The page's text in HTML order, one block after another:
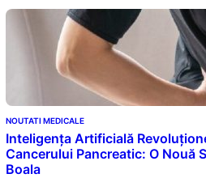
NOUTATI MEDICALE
Inteligența Artificială
Cancerului Pancreatic: O Nouă
Boala